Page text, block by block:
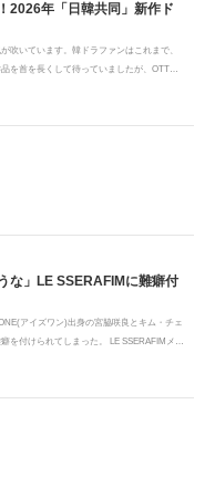
2026年「日韓共同」新作ド
吹いています。韓ドラファンはこれまで、
を首を長くして待っていましたが、OTT
な」LE SSERAFIMに難癖付
アイズワン)出身の宮脇咲良とキム・チェ
を付けられてしまった。 LE SSERAFIMメ